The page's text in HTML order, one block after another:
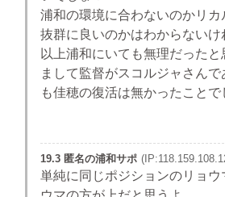
浦和の環境に合わないのかリ
抜群に良いのかはわからない
以上浦和にいても無理だったと
まして監督がスコルジャさん
も佳穂の復活は無かったことで
19.3 匿名の浦和サポ
単純に同じポジションのリョウ